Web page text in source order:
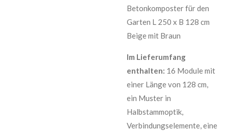
Betonkomposter für den
Garten L 250 x B 128 cm
Beige mit Braun
Im Lieferumfang
enthalten: 16 Module mit
einer Länge von 128 cm,
ein Muster in
Halbstammoptik,
Verbindungselemente, eine